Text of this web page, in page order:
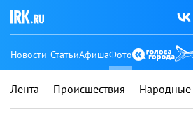
Новости СтатьиАфишаФото
Лента Происшествия Народные